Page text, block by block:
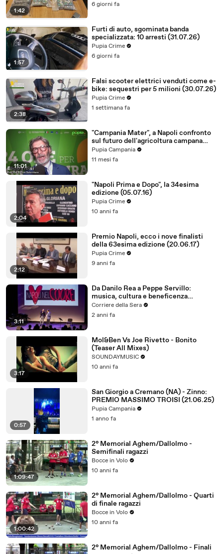
1:42
6 giorni fa
1:57
Furti di auto, sgominata banda
specializzata: 10 arresti (31.07.26)
Pupia Crime
6 giorni fa
2:38
Falsi scooter elettrici venduti come e-
bike: sequestri per 5 milioni (30.07.26)
Pupia Crime
1 settimana fa
11:01
"Campania Mater", a Napoli confronto
sul futuro dell'agricoltura campana
(18.09.25)
Pupia Campania
11 mesi fa
2:04
"Napoli Prima e Dopo", la 34esima
edizione (05.07.16)
Pupia Crime
10 anni fa
2:12
Premio Napoli, ecco i nove finalisti
della 63esima edizione (20.06.17)
Pupia Crime
9 anni fa
3:11
Da Danilo Rea a Peppe Servillo:
musica, cultura e beneficenza
all'Auditorium per Napoli nel Cuore
Corriere della Sera
2 anni fa
3:17
Mol&Ben Vs Joe Rivetto - Bonito
(Teaser All Mixes)
SOUNDAYMUSIC
10 anni fa
0:57
San Giorgio a Cremano (NA) - Zinno:
PREMIO MASSIMO TROISI (21.06.25)
Pupia Campania
1 anno fa
1:09:47
2° Memorial Aghem/Dallolmo -
Semifinali ragazzi
Bocce in Volo
10 anni fa
1:00:42
2° Memorial Aghem/Dallolmo - Quarti
di finale ragazzi
Bocce in Volo
10 anni fa
2° Memorial Aghem/Dallolmo - Finali